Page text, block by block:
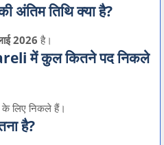
तिथि क्या है?
2026 है।
में कुल कितने पद निकले
लिए निकले हैं।
है?